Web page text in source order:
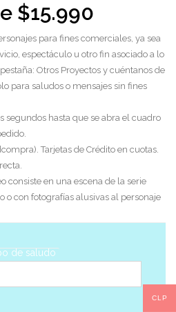
$15.990
para fines comerciales, ya sea
espectáculo u otro fin asociado a lo
Otros Proyectos y cuéntanos de
para saludos o mensajes sin fines
segundos hasta que se abra el cuadro
Tarjetas de Crédito en cuotas.
consiste en una escena de la serie
o con fotografías alusivas al personaje
de saludo
CLP